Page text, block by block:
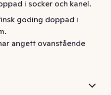
i socker och kanel.
goding doppad i
angett ovanstående